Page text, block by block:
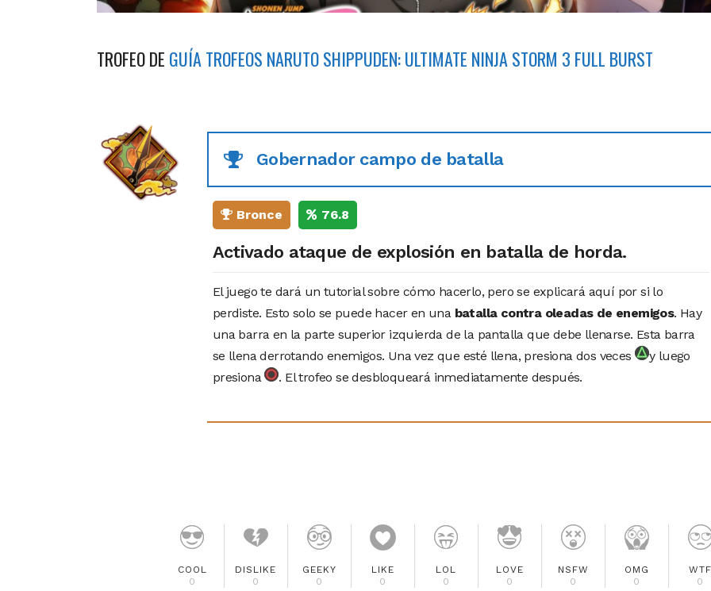
TROFEO DE GUÍA TROFEOS NARUTO SHIPPUDEN: ULTIMATE NINJA STORM 3 FULL BURST
Gobernador campo de batalla
Bronce 76.8
Activado ataque de explosión en batalla de horda.
El juego te dará un tutorial sobre cómo hacerlo, pero se explicará aquí por si lo
perdiste. Esto solo se puede hacer en una batalla contra oleadas de enemigos. Hay
una barra en la parte superior izquierda de la pantalla que debe llenarse. Esta barra
se llena derrotando enemigos. Una vez que esté llena, presiona dos veces
y luego
presiona
. El trofeo se desbloqueará inmediatamente después.
COOL
0
DISLIKE
0
GEEKY
0
LIKE
0
LOL
0
LOVE
0
NSFW
0
OMG
0
WTF
0